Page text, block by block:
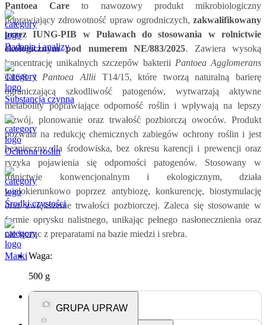
Badania i analizy
Substancja czynna
Ochrona roślin
Środki czystości
Marki
Pantoea Care to nawozowy produkt mikrobiologiczny
poprawiający zdrowotność upraw ogrodniczych, zakwalifikowany
przez IUNG-PIB w Puławach do stosowania w rolnictwie
ekologicznym pod numerem NE/883/2025. Zawiera wysoką
koncentrację unikalnych szczepów bakterii Pantoea Agglomerans
T16/8 iPantoea AlliiT14/15, które tworzą naturalną barierę
ograniczającą szkodliwość patogenów, wytwarzają aktywne
metabolity poprawiające odporność roślin i wpływają na lepszy
rozwój, plonowanie oraz trwałość pozbiorczą owoców. Produkt
pozwala na redukcję chemicznych zabiegów ochrony roślin i jest
bezpieczny dla środowiska, bez okresu karencji i prewencji oraz
ryzyka pojawienia się odporności patogenów. Stosowany w
rolnictwie konwencjonalnym i ekologicznym, działa
wielokierunkowo poprzez antybiozę, konkurencję, biostymulację
oraz zwiększenie trwałości pozbiorczej. Zaleca się stosowanie w
formie oprysku nalistnego, unikając pełnego nasłonecznienia oraz
nie łącząc z preparatami na bazie miedzi i srebra.
Waga:
500 g
GRUPA UPRAW